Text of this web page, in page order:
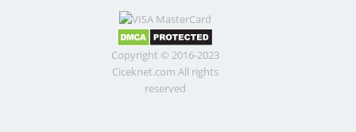
Copyright © 2016-2023
Ciceknet.com All rights
reserved